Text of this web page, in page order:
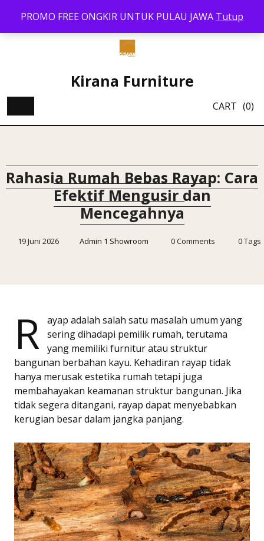
PROMO FREE ONGKIR UNTUK PULAU JAWA Tutup
content
Kirana Furniture
CART (0)
Rahasia Rumah Bebas Rayap: Cara
Efektif Mengusir dan
Mencegahnya
19 Juni 2026 Admin 1 Showroom 0 Comments 0 Tags
R ayap adalah salah satu masalah umum yang
sering dihadapi pemilik rumah, terutama
yang memiliki furnitur atau struktur
bangunan berbahan kayu. Kehadiran rayap tidak
hanya merusak estetika rumah tetapi juga
membahayakan keamanan struktur bangunan. Jika
tidak segera ditangani, rayap dapat menyebabkan
kerugian besar dalam jangka panjang.